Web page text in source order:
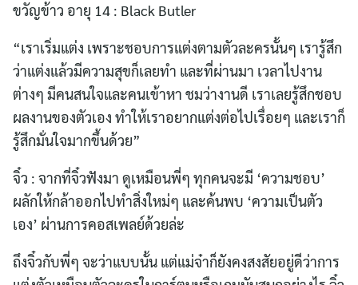
ขวัญข้าว อายุ 14 : Black Butler
“เราเริ่มแต่ง เพราะชอบการแต่งตามตัวละครนั้นๆ เรารู้สึก
ว่าแต่งแล้วมีความสุขก็เลยทำ และที่ผ่านมา เวลาไปงาน
ต่างๆ มีคนสนใจและคนเข้าหา ชมว่างานดี เราเลยรู้สึกชอบ
ผลงานของตัวเอง ทำให้เราอยากแต่งต่อไปเรื่อยๆ และเราก็
รู้สึกมั่นใจมากขึ้นด้วย”
จิ๋ว : จากที่จิ๋วฟังมา ดูเหมือนพี่ๆ ทุกคนจะมี ‘ความชอบ’
ผลักให้กล้าออกไปทำสิ่งใหม่ๆ และค้นพบ ‘ความเป็นตัว
เอง’ ผ่านการคอสเพลย์ด้วยล่ะ
ถึงจิ๋วกับพี่ๆ จะว่าแบบนั้น แต่แม่จ๋าก็ยังคงสงสัยอยู่ดีว่าการ